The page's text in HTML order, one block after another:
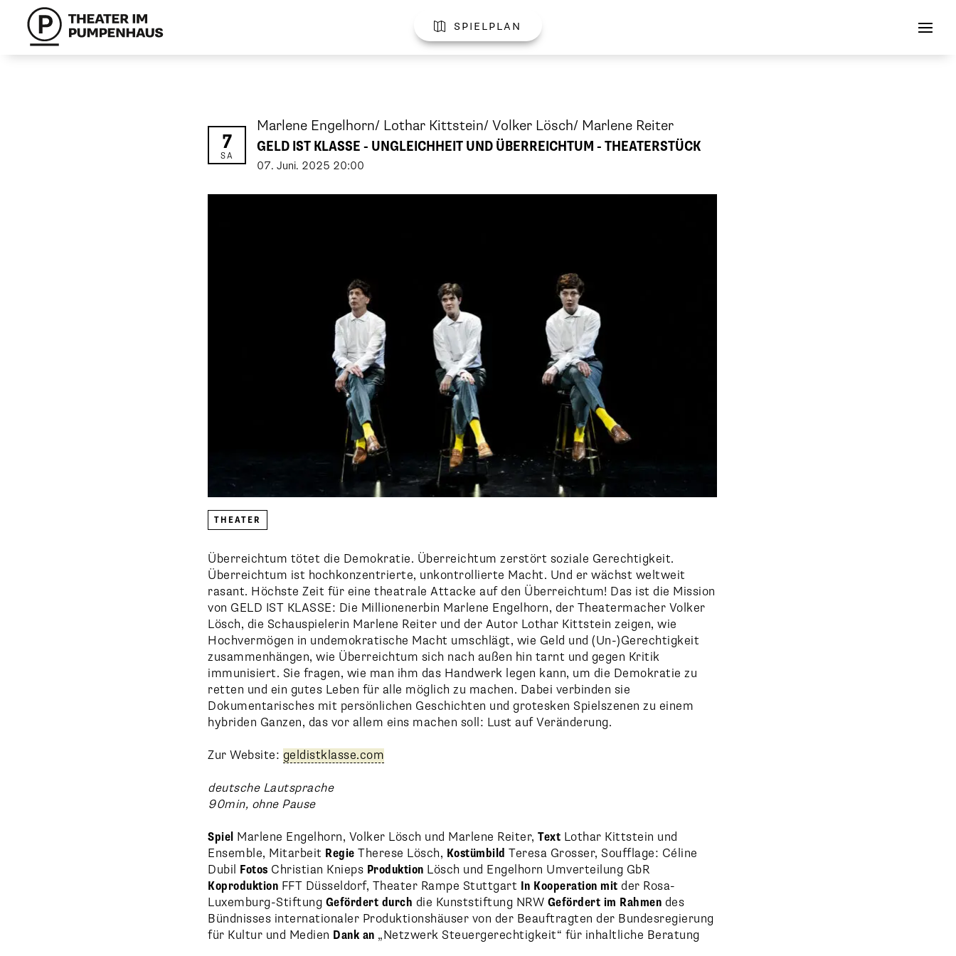
 spielplan
7
SA
Marlene Engelhorn/ Lothar Kittstein/ Volker Lösch/ Marlene Reiter
GELD IST KLASSE - UNGLEICHHEIT UND ÜBERREICHTUM - THEATERSTÜCK
07. Juni. 2025 20:00
THEATER
Überreichtum tötet die Demokratie. Überreichtum zerstört soziale Gerechtigkeit.
Überreichtum ist hochkonzentrierte, unkontrollierte Macht. Und er wächst weltweit
rasant. Höchste Zeit für eine theatrale Attacke auf den Überreichtum! Das ist die Mission
von GELD IST KLASSE: Die Millionenerbin Marlene Engelhorn, der Theatermacher Volker
Lösch, die Schauspielerin Marlene Reiter und der Autor Lothar Kittstein zeigen, wie
Hochvermögen in undemokratische Macht umschlägt, wie Geld und (Un-)Gerechtigkeit
zusammenhängen, wie Überreichtum sich nach außen hin tarnt und gegen Kritik
immunisiert. Sie fragen, wie man ihm das Handwerk legen kann, um die Demokratie zu
retten und ein gutes Leben für alle möglich zu machen. Dabei verbinden sie
Dokumentarisches mit persönlichen Geschichten und grotesken Spielszenen zu einem
hybriden Ganzen, das vor allem eins machen soll: Lust auf Veränderung.
Zur Website: geldistklasse.com
deutsche Lautsprache
90min, ohne Pause
Spiel Marlene Engelhorn, Volker Lösch und Marlene Reiter, Text Lothar Kittstein und
Ensemble, Mitarbeit Regie Therese Lösch, Kostümbild Teresa Grosser, Soufflage: Céline
Dubil Fotos Christian Knieps Produktion Lösch und Engelhorn Umverteilung GbR
Koproduktion FFT Düsseldorf, Theater Rampe Stuttgart In Kooperation mit der Rosa-
Luxemburg-Stiftung Gefördert durch die Kunststiftung NRW Gefördert im Rahmen des
Bündnisses internationaler Produktionshäuser von der Beauftragten der Bundesregierung
für Kultur und Medien Dank an „Netzwerk Steuergerechtigkeit“ für inhaltliche Beratung